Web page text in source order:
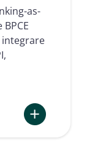
Namirial
as-
integrare